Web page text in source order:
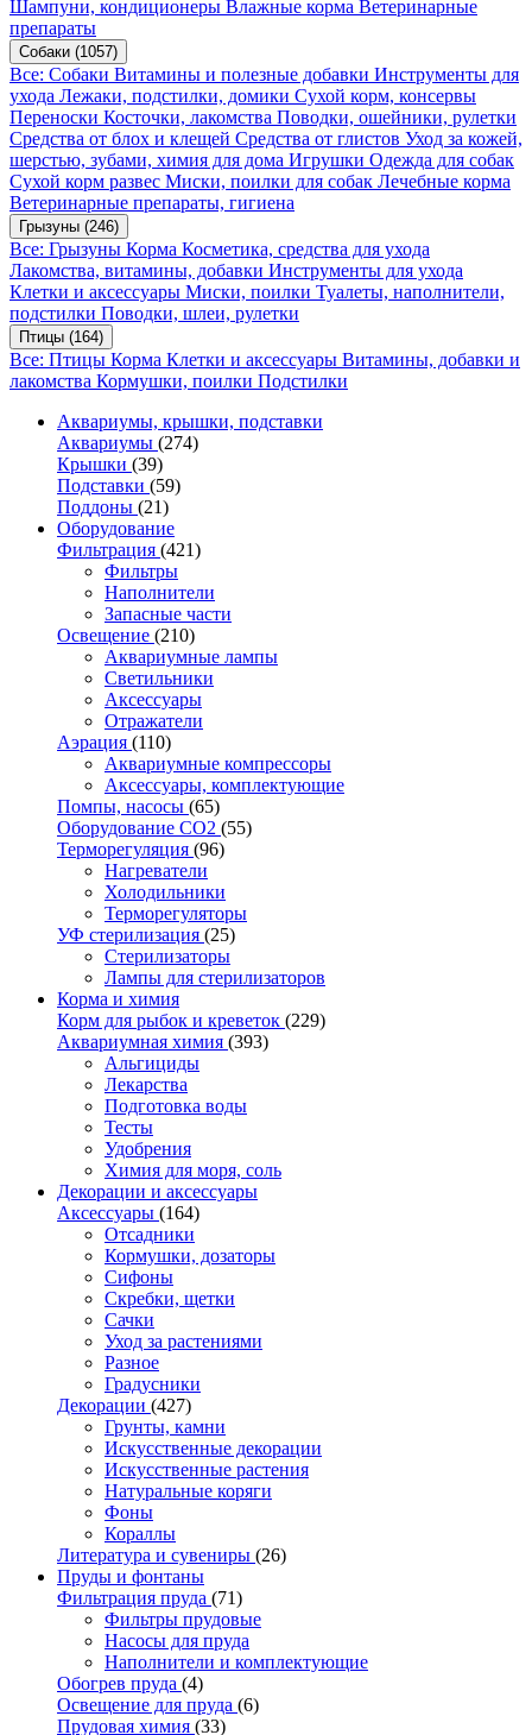
Шампуни, кондиционеры Влажные корма Ветеринарные
препараты
Собаки (1057)
Все: Собаки Витамины и полезные добавки Инструменты для
ухода Лежаки, подстилки, домики Сухой корм, консервы
Переноски Косточки, лакомства Поводки, ошейники, рулетки
Средства от блох и клещей Средства от глистов Уход за кожей,
шерстью, зубами, химия для дома Игрушки Одежда для собак
Сухой корм развес Миски, поилки для собак Лечебные корма
Ветеринарные препараты, гигиена
Грызуны (246)
Все: Грызуны Корма Косметика, средства для ухода
Лакомства, витамины, добавки Инструменты для ухода
Клетки и аксессуары Миски, поилки Туалеты, наполнители,
подстилки Поводки, шлеи, рулетки
Птицы (164)
Все: Птицы Корма Клетки и аксессуары Витамины, добавки и
лакомства Кормушки, поилки Подстилки
Аквариумы, крышки, подставки
Аквариумы (274)
Крышки (39)
Подставки (59)
Поддоны (21)
Оборудование
Фильтрация (421)
Фильтры
Наполнители
Запасные части
Освещение (210)
Аквариумные лампы
Светильники
Аксессуары
Отражатели
Аэрация (110)
Аквариумные компрессоры
Аксессуары, комплектующие
Помпы, насосы (65)
Оборудование CO2 (55)
Терморегуляция (96)
Нагреватели
Холодильники
Терморегуляторы
УФ стерилизация (25)
Стерилизаторы
Лампы для стерилизаторов
Корма и химия
Корм для рыбок и креветок (229)
Аквариумная химия (393)
Альгициды
Лекарства
Подготовка воды
Тесты
Удобрения
Химия для моря, соль
Декорации и аксессуары
Аксессуары (164)
Отсадники
Кормушки, дозаторы
Сифоны
Скребки, щетки
Сачки
Уход за растениями
Разное
Градусники
Декорации (427)
Грунты, камни
Искусственные декорации
Искусственные растения
Натуральные коряги
Фоны
Кораллы
Литература и сувениры (26)
Пруды и фонтаны
Фильтрация пруда (71)
Фильтры прудовые
Насосы для пруда
Наполнители и комплектующие
Обогрев пруда (4)
Освещение для пруда (6)
Прудовая химия (33)